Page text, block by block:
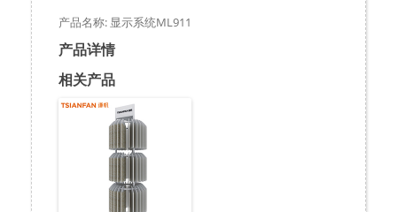
产品名称: 显示系统ML911
产品详情
相关产品